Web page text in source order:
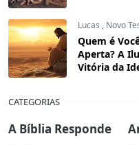
Lucas , Novo
Quem é
Aperta? A
Vitória da
CATEGORIAS
A Bíblia Responde